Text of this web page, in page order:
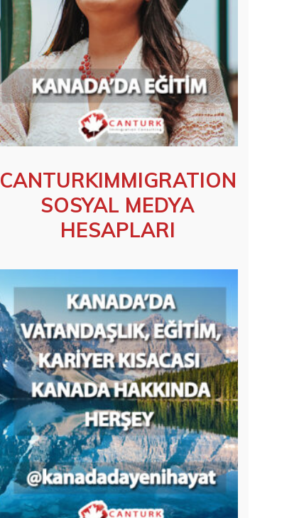
CANTURKIMMIGRATION
SOSYAL MEDYA
HESAPLARI